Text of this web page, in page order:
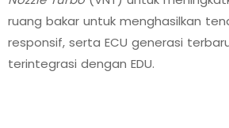
ruang bakar untuk menghasilkan
responsif, serta ECU generasi
terintegrasi dengan EDU.